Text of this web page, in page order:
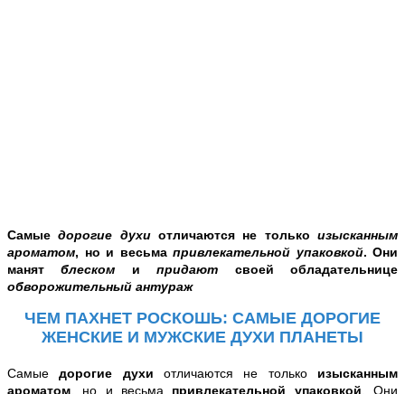
Самыедорогие духиотличаются не толькоизысканным
ароматом, но и весьма привлекательной упаковкой. Они
манятблеском ипридают своей обладательнице
обворожительный антураж
ЧЕМ ПАХНЕТ РОСКОШЬ: САМЫЕ ДОРОГИЕ
ЖЕНСКИЕ И МУЖСКИЕ ДУХИ ПЛАНЕТЫ
Самыедорогие духи отличаются не только изысканным
ароматом , но и весьма привлекательной упаковкой . Они